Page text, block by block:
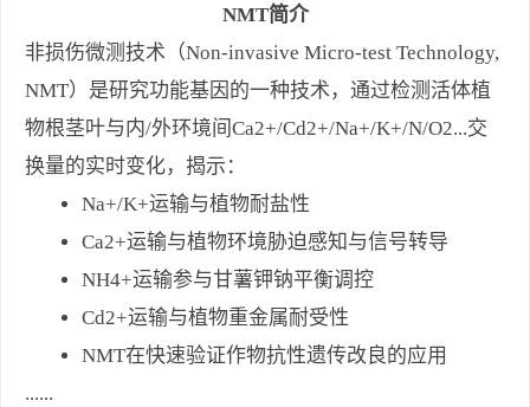
NMT简介
非损伤微测技术（Non-invasive Micro-test Technology,
NMT）是研究功能基因的一种技术，通过检测活体植
物根茎叶与内/外环境间Ca2+/Cd2+/Na+/K+/N/O2...交
换量的实时变化，揭示：
Na+/K+运输与植物耐盐性
Ca2+运输与植物环境胁迫感知与信号转导
NH4+运输参与甘薯钾钠平衡调控
Cd2+运输与植物重金属耐受性
NMT在快速验证作物抗性遗传改良的应用
......